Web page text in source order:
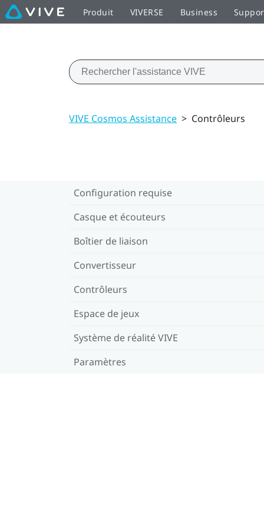
Produit VIVERSE Business
VIVE Cosmos Assistance > Contrôleurs
Configuration requise
Casque et écouteurs
Boîtier de liaison
Convertisseur
Contrôleurs
Espace de jeux
Système de réalité VIVE
Paramètres